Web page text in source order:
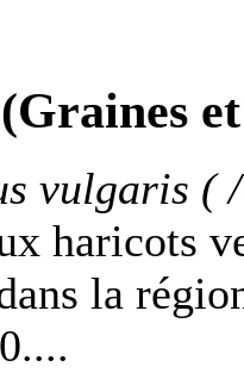
(Graines
vulgaris (
haricots
la